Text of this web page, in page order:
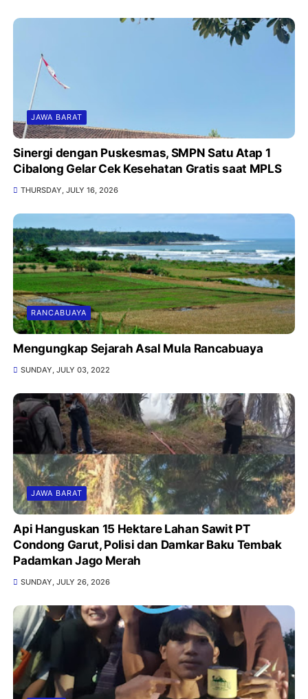
JAWA BARAT
Sinergi dengan Puskesmas, SMPN Satu Atap 1
Cibalong Gelar Cek Kesehatan Gratis saat MPLS
THURSDAY, JULY 16, 2026
RANCABUAYA
Mengungkap Sejarah Asal Mula Rancabuaya
SUNDAY, JULY 03, 2022
JAWA BARAT
Api Hanguskan 15 Hektare Lahan Sawit PT
Condong Garut, Polisi dan Damkar Baku Tembak
Padamkan Jago Merah
SUNDAY, JULY 26, 2026